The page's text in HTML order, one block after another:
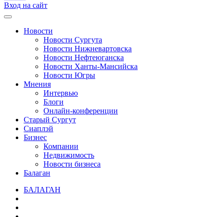
Вход на сайт
Новости
Новости Сургута
Новости Нижневартовска
Новости Нефтеюганска
Новости Ханты-Мансийска
Новости Югры
Мнения
Интервью
Блоги
Онлайн-конференции
Старый Сургут
Сиаплэй
Бизнес
Компании
Недвижимость
Новости бизнеса
Балаган
БАЛАГАН